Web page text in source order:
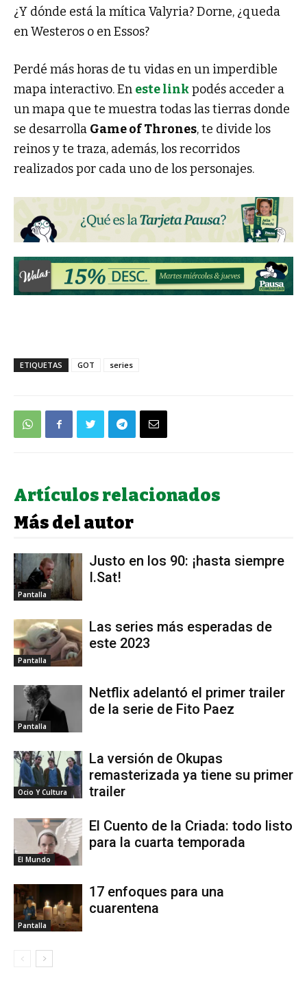
¿Y dónde está la mítica Valyria? Dorne, ¿queda
en Westeros o en Essos?
Perdé más horas de tu vidas en un imperdible
mapa interactivo. En este linkpodés acceder a
un mapa que te muestra todas las tierras donde
se desarrolla Game of Thrones, te divide los
reinos y te traza, además, los recorridos
realizados por cada uno de los personajes.
ETIQUETAS GOT series
Artículos relacionados
Más del autor
Pantalla
Justo en los 90: ¡hasta siempre
I.Sat!
Pantalla
Las series más esperadas de
este 2023
Pantalla
Netflix adelantó el primer trailer
de la serie de Fito Paez
Ocio Y Cultura
La versión de Okupas
remasterizada ya tiene su primer
trailer
El Mundo
El Cuento de la Criada: todo listo
para la cuarta temporada
Pantalla
17 enfoques para una
cuarentena